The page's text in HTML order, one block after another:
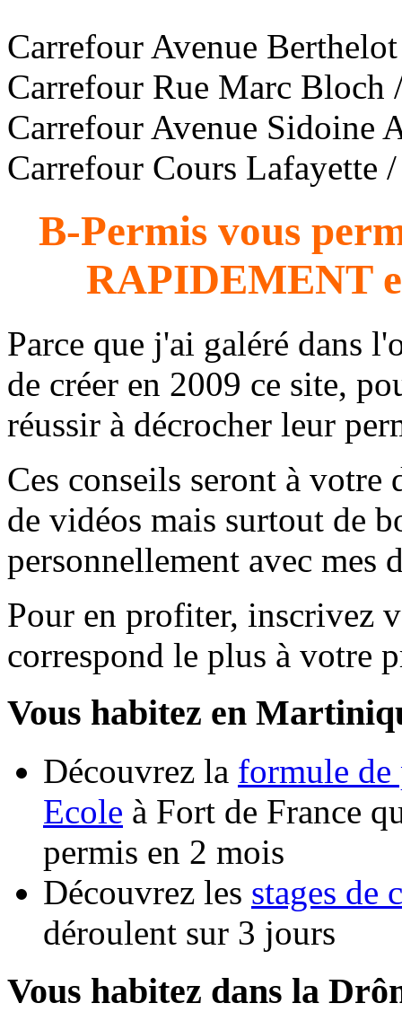
Carrefour Avenue
Carrefour Rue Marc Bloch
Carrefour Avenue Sidoine
Carrefour Cours Lafayette
B-Permis vous
RAPIDEMENT
Parce que j'ai galéré dans
de créer en 2009 ce site,
réussir à décrocher leur
Ces conseils seront à
de vidéos mais surtout de
personnellement avec mes
Pour en profiter, inscrivez
correspond le plus à votre
Vous habitez en
Découvrez la formule de
Ecole à Fort de France
permis en 2 mois
Découvrez les stages de
déroulent sur 3 jours
Vous habitez dans la